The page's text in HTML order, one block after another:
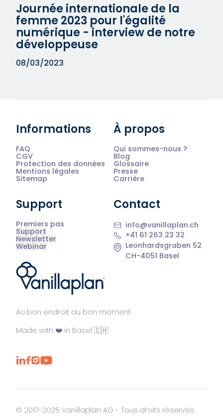
Journée internationale de la
femme 2023 pour l'égalité
numérique - interview de notre
développeuse
08/03/2023
®
Au bon endroit au bon moment
Made with ❤️ in Basel 🇨🇭
Informations
FAQ
CGV
Protection des données
Mentions légales
Sitemap
À propos
Qui sommes-nous ?
Blog
Glossaire
Presse
Carrière
Support
Premiers pas
Support
Newsletter
Webinar
Contact
info@vanillaplan.ch
+41 61 263 23 32
Leonhardsgraben 52
CH-4051 Basel
© 2017-2025 Vanillaplan AG - Tous droits réservés.